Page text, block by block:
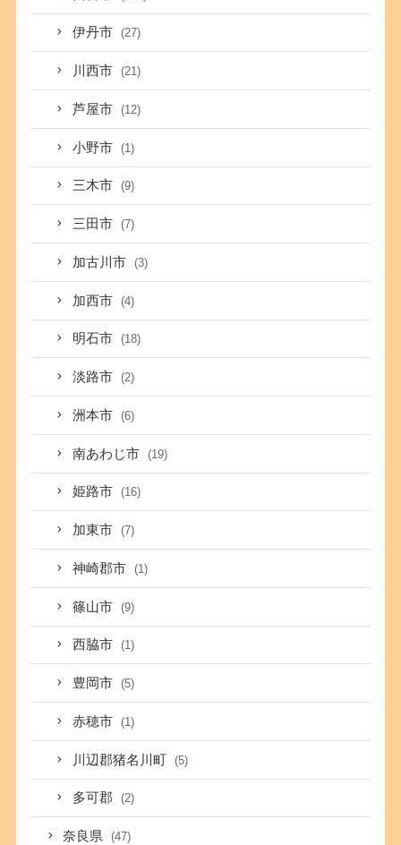
伊丹市 (27)
川西市 (21)
芦屋市 (12)
小野市 (1)
三木市 (9)
三田市 (7)
加古川市 (3)
加西市 (4)
明石市 (18)
淡路市 (2)
洲本市 (6)
南あわじ市 (19)
姫路市 (16)
加東市 (7)
神崎郡市 (1)
篠山市 (9)
西脇市 (1)
豊岡市 (5)
赤穂市 (1)
川辺郡猪名川町 (5)
多可郡 (2)
奈良県 (47)